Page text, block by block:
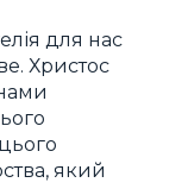
для нас
Христос
який